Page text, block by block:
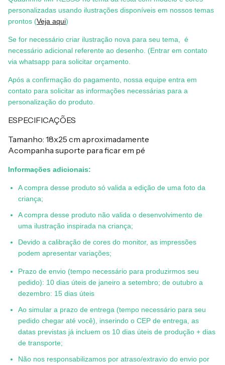
personalizadas usando ilustrações disponíveis em nossos temas
prontos (Veja aqui)
Se for necessário criar ilustração nova para seu tema, é
necessário adicional referente ao desenho. (Entrar em contato
via whatsapp para solicitar orçamento.
Após a confirmação do pagamento, nossa equipe entra em
contato para solicitar as informações necessárias para a
personalização do produto.
ESPECIFICAÇÕES
Tamanho: 18x25 cm aproximadamente
Acompanha suporte para ficar em pé
Informações adicionais:
A compra desse produto só valida a edição de uma foto da
criança;
A compra desse produto não valida o desenvolvimento de
uma ilustração inspirada na criança;
Devido a calibração de cores do monitor, as impressões
podem apresentar variações;
Prazo de envio (tempo necessário para produzirmos seu
pedido): 10 dias úteis de janeiro a setembro; de outubro a
dezembro: 15 dias úteis
Ao simular a prazo de entrega (tempo necessário para seu
pedido chegar até você), inserindo o CEP de entrega, as
datas previstas já incluem os 10 dias úteis de produção + dias
de transporte;
Não nos responsabilizamos por atraso/extravio do envio por